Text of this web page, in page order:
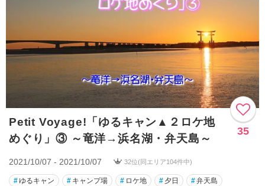
Petit Voyage!「ゆるキャン▲２ロケ地
めぐり」③ ～竜洋→浜名湖・弁天島～
35
2021/10/07 - 2021/10/07 32位(同エリア104件中)
#ゆるキャン # キャンプ場 # ロケ地 # 夕日 #弁天島